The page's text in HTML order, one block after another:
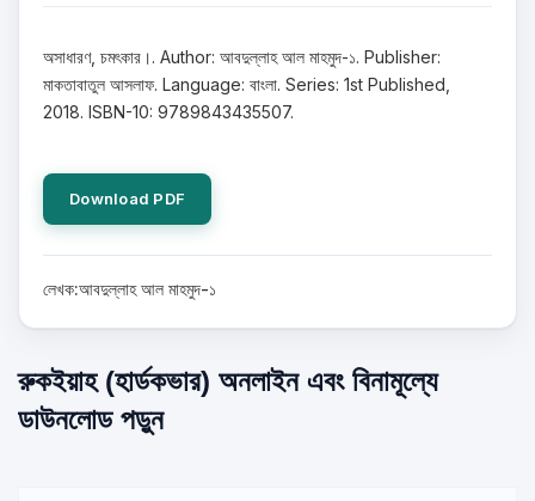
অসাধারণ, চমৎকার।. Author: আবদুল্লাহ আল মাহমুদ-১. Publisher:
মাকতাবাতুল আসলাফ. Language: বাংলা. Series: 1st Published,
2018. ISBN-10: 9789843435507.
Download PDF
লেখক:আবদুল্লাহ আল মাহমুদ-১
রুকইয়াহ (হার্ডকভার) অনলাইন এবং বিনামূল্যে
ডাউনলোড পড়ুন